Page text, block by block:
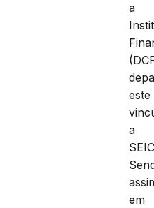
a
este
a
em